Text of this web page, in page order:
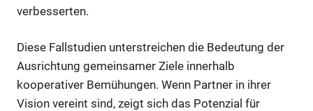
verbesserten.
Diese Fallstudien unterstreichen die Bedeutung der
Ausrichtung gemeinsamer Ziele innerhalb
kooperativer Bemühungen. Wenn Partner in ihrer
Vision vereint sind, zeigt sich das Potenzial für